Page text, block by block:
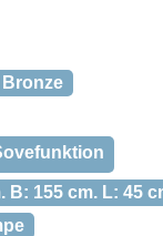
Bronze
155 cm. L: 45